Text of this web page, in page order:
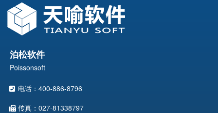
泊松软件
Poissonsoft
电话：400-886-8796
传真：027-81338797